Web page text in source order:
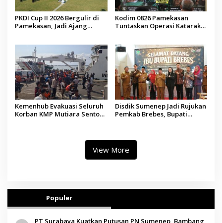
PKDI Cup II 2026 Bergulir di
Pamekasan, Jadi Ajang
Kodim 0826 Pamekasan
Tuntaskan Operasi Katarak
Kemenhub Evakuasi Seluruh
Korban KMP Mutiara Sentosa
Disdik Sumenep Jadi Rujukan
Pemkab Brebes, Bupati
View More
Populer
PT Surabaya Kuatkan Putusan PN Sumenep, Bambang